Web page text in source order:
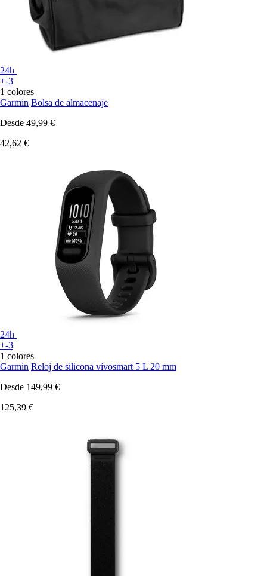
24h
+-3
1 colores
Garmin Bolsa de almacenaje
Desde 49,99 €
42,62 €
24h
+-3
1 colores
Garmin Reloj de silicona vívosmart 5 L 20 mm
Desde 149,99 €
125,39 €